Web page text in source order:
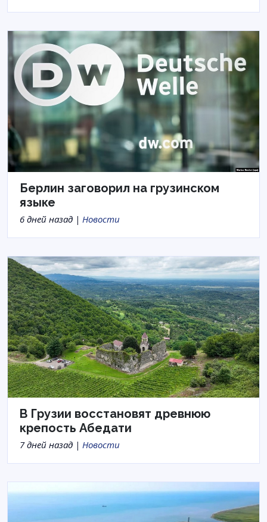
Берлин заговорил на грузинском
языке
6 дней назад | Новости
В Грузии восстановят древнюю
крепость Абедати
7 дней назад | Новости